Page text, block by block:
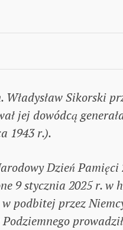
Sikorski
jej dowódcą
1943 r.).
Dzień
9 stycznia 2025 r. w
podbitej przez